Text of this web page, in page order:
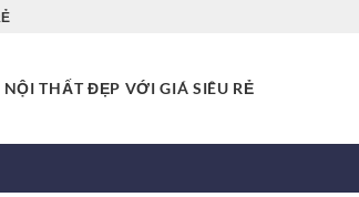
THẤT ĐẸP VỚI GIÁ SIÊU RẺ